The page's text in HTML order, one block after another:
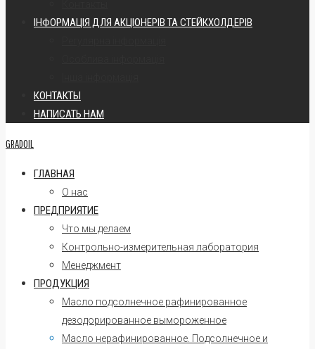
ІНФОРМАЦІЯ ДЛЯ АКЦІОНЕРІВ ТА СТЕЙКХОЛДЕРІВ
КОНТАКТЫ
НАПИСАТЬ НАМ
GRADOIL
ГЛАВНАЯ
О нас
ПРЕДПРИЯТИЕ
Что мы делаем
Контрольно-измерительная лаборатория
Менеджмент
ПРОДУКЦИЯ
Масло подсолнечное рафинированное
дезодорированное вымороженное
Масло нерафинированное. Подсолнечное и